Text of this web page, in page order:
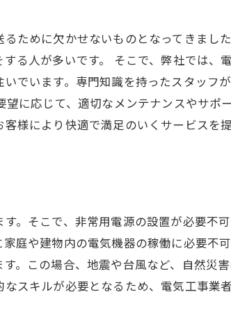
ために欠かせないものとなってきまし
る人が多いです。 そこで、弊社では
でいます。専門知識を持ったスタッフ
に応じて、適切なメンテナンスやサポ
様により快適で満足のいくサービスを提
。そこで、非常用電源の設置が必要不
庭や建物内の電気機器の稼働に必要不
。この場合、地震や台風など、自然災
スキルが必要となるため、電気工事業